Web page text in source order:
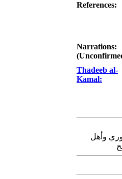
References:
Narrations:
Thadeeb al-
Kamal:
وأهل